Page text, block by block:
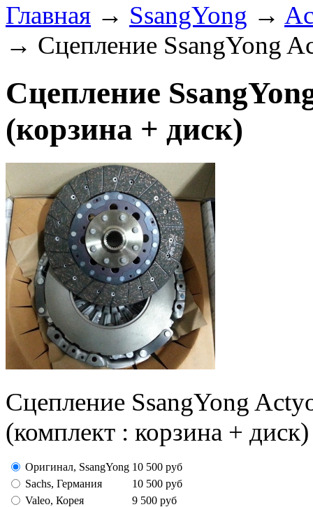
Главная → SsangYong →
→ Сцепление SsangYong
Сцепление
(корзина + диск)
Сцепление SsangYong
(комплект : корзина + диск)
Оригинал, SsangYong 10 500 руб
Sachs, Германия
10 500 руб
Valeo, Корея
9 500 руб